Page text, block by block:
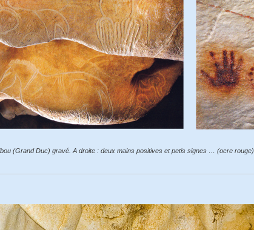
(Grand Duc) gravé. A droite : deux mains positives et petis signes … (ocre rouge).